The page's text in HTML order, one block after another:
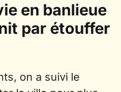
en banlieue
par étouffer
on a suivi le